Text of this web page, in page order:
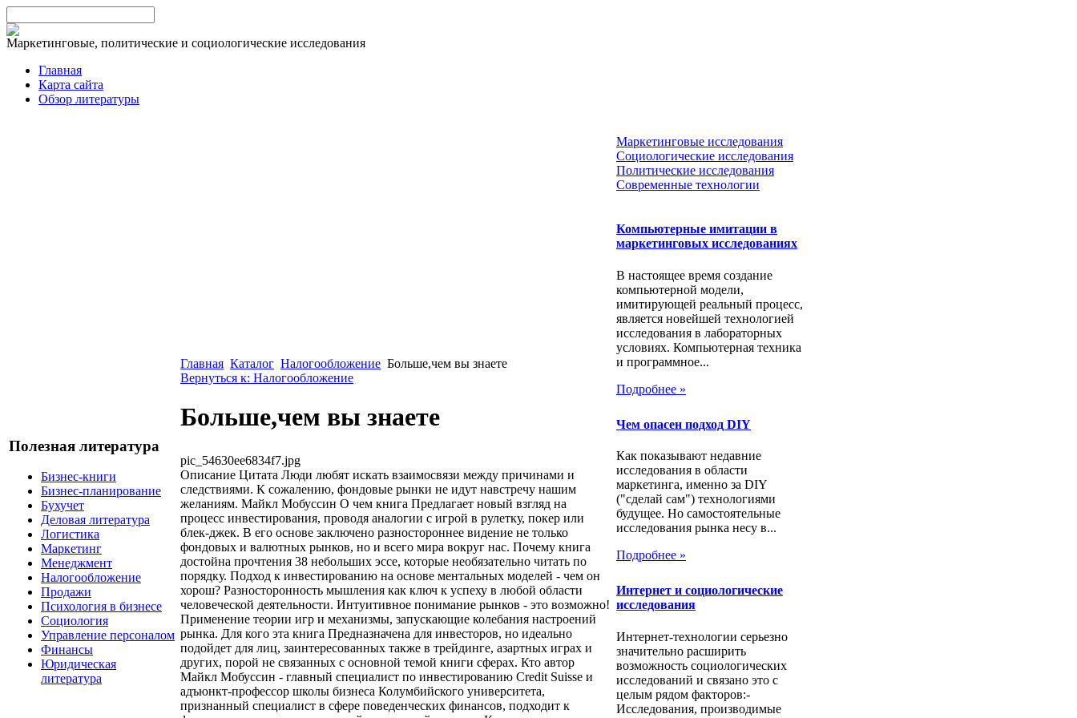
Маркетинговые, политические и социологические исследования
Главная
Карта сайта
Обзор литературы
Полезная литература
Бизнес-книги
Бизнес-планирование
Бухучет
Деловая литература
Логистика
Маркетинг
Менеджмент
Налогообложение
Продажи
Психология в бизнесе
Социология
Управление персоналом
Финансы
Юридическая
литература
Главная Каталог Налогообложение Больше,чем вы знаете
Вернуться к: Налогообложение
Больше,чем вы знаете
pic_54630ee6834f7.jpg
Описание Цитата Люди любят искать взаимосвязи между причинами и
следствиями. К сожалению, фондовые рынки не идут навстречу нашим
желаниям. Майкл Мобуссин О чем книга Предлагает новый взгляд на
процесс инвестирования, проводя аналогии с игрой в рулетку, покер или
блек-джек. В его основе заключено разностороннее видение не только
фондовых и валютных рынков, но и всего мира вокруг нас. Почему книга
достойна прочтения 38 небольших эссе, которые необязательно читать по
порядку. Подход к инвестированию на основе ментальных моделей - чем он
хорош? Разносторонность мышления как ключ к успеху в любой области
человеческой деятельности. Интуитивное понимание рынков - это возможно!
Применение теории игр и механизмы, запускающие колебания настроений
рынка. Для кого эта книга Предназначена для инвесторов, но идеально
подойдет для лиц, заинтересованных также в трейдинге, азартных играх и
других, порой не связанных с основной темой книги сферах. Кто автор
Майкл Мобуссин - главный специалист по инвестированию Credit Suisse и
адъюнкт-профессор школы бизнеса Колумбийского университета,
признанный специалист в сфере поведенческих финансов, подходит к
Маркетинговые исследования
Социологические исследования
Политические исследования
Современные технологии
Компьютерные имитации в
маркетинговых исследованиях
В настоящее время создание
компьютерной модели,
имитирующей реальный процесс,
является новейшей технологией
исследования в лабораторных
условиях. Компьютерная техника
и программное...
Подробнее »
Чем опасен подход DIY
Как показывают недавние
исследования в области
маркетинга, именно за DIY
("сделай сам") технологиями
будущее. Но самостоятельные
исследования рынка несу в...
Подробнее »
Интернет и социологические
исследования
Интернет-технологии серьезно
значительно расширить
возможность социологических
исследований и связано это с
целым рядом факторов:-
Исследования, производимые